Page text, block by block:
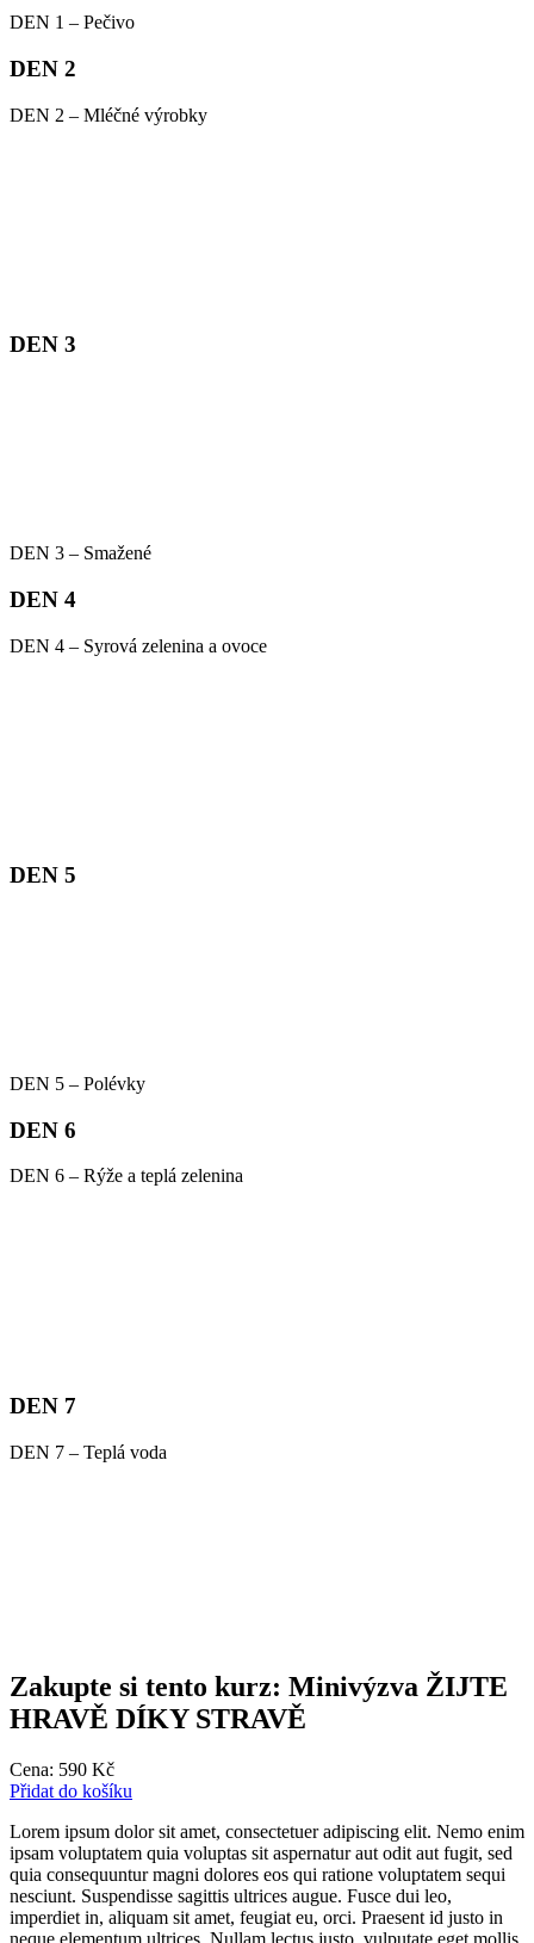
DEN 1 – Pečivo
DEN 2
DEN 2 – Mléčné výrobky
DEN 3
DEN 3 – Smažené
DEN 4
DEN 4 – Syrová zelenina a ovoce
DEN 5
DEN 5 – Polévky
DEN 6
DEN 6 – Rýže a teplá zelenina
DEN 7
DEN 7 – Teplá voda
Zakupte si tento kurz: Minivýzva ŽIJTE
HRAVĚ DÍKY STRAVĚ
Cena: 590 Kč
Přidat do košíku
Lorem ipsum dolor sit amet, consectetuer adipiscing elit. Nemo enim
ipsam voluptatem quia voluptas sit aspernatur aut odit aut fugit, sed
quia consequuntur magni dolores eos qui ratione voluptatem sequi
nesciunt. Suspendisse sagittis ultrices augue. Fusce dui leo,
imperdiet in, aliquam sit amet, feugiat eu, orci. Praesent id justo in
neque elementum ultrices. Nullam lectus justo, vulputate eget mollis